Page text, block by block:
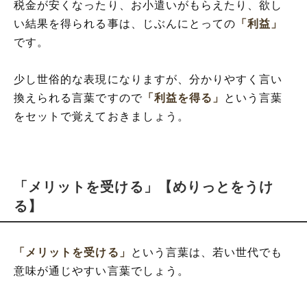
税金が安くなったり、お小遣いがもらえたり、欲し
い結果を得られる事は、じぶんにとっての 「利益」
です。
少し世俗的な表現になりますが、分かりやすく言い
換えられる言葉ですので「利益を得る」
という言葉
をセットで覚えておきましょう。
「メリットを受ける」【めりっとをうけ
る】
「メリットを受ける」
という言葉は、若い世代でも
意味が通じやすい言葉でしょう。